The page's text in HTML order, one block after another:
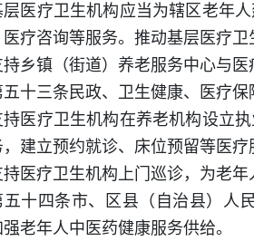
层医疗卫生机构应当为辖区老年
疗咨询等服务。推动基层医疗
持乡镇（街道）养老服务中心与
五十三条民政、卫生健康、医疗
持医疗卫生机构在养老机构设立
建立预约就诊、床位预留等医
持医疗卫生机构上门巡诊，为老
五十四条市、区县（自治县）人
老年人中医药健康服务供给。